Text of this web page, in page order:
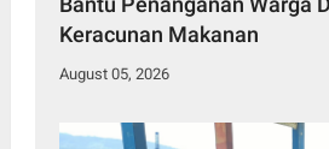
Keracunan Makanan
August 05, 2026